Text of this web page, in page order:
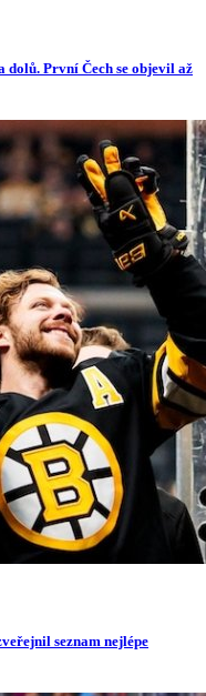
dolů. První Čech se objevil až
seznam nejlépe